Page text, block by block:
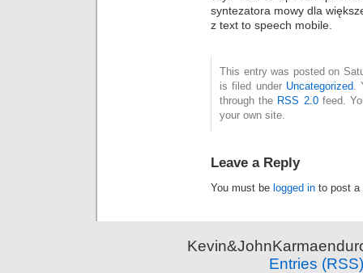
syntezatora mowy dla
z text to speech mobile.
This entry was posted on
is filed under Uncategorized.
through the RSS 2.0feed.
your own site.
Leave a Reply
You must be logged in to post a
Entries (RSS)